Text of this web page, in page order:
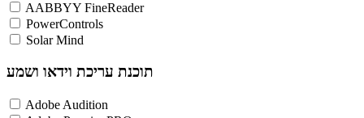
AABBYY FineReader
PowerControls
Solar Mind
תוכנת עריכת וידאו ושמע
Adobe Audition